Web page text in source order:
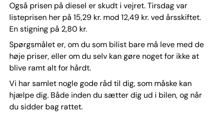
Også prisen på diesel er skudt i vejret. Tirsdag var
listeprisen her på 15,29 kr. mod 12,49 kr. ved årsskiftet.
En stigning på 2,80 kr.
Spørgsmålet er, om du som bilist bare må leve med de
høje priser, eller om du selv kan gøre noget for ikke at
blive ramt alt for hårdt.
Vi har samlet nogle gode råd til dig, som måske kan
hjælpe dig. Både inden du sætter dig ud i bilen, og når
du sidder bag rattet.